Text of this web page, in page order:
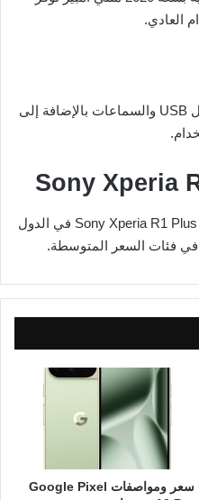
العادي.
عند فتح العلبة، ستجد الشاحن وكابل USB والسماعات بالإضافة إلى
حتى الآن، لم يتم تحديد سعر هاتف Sony Xperia R1 Plus في الدول
في فئات السعر المتوسطة.
سعر ومواصفات Google Pixel